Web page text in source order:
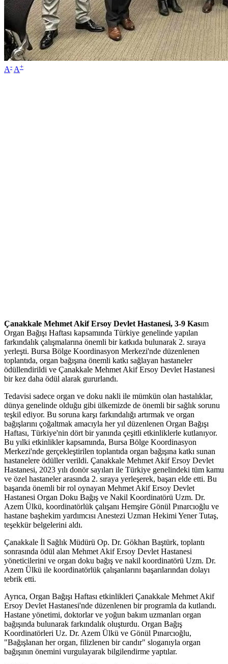
A- A+
Çanakkale Mehmet Akif Ersoy Devlet Hastanesi, 3-9 Kasım
Organ Bağışı Haftası kapsamında Türkiye genelinde yapılan
farkındalık çalışmalarına önemli bir katkıda bulunarak 2. sıraya
yerleşti. Bursa Bölge Koordinasyon Merkezi'nde düzenlenen
toplantıda, organ bağışına önemli katkı sağlayan hastaneler
ödüllendirildi ve Çanakkale Mehmet Akif Ersoy Devlet Hastanesi
bir kez daha ödül alarak gururlandı.
Tedavisi sadece organ ve doku nakli ile mümkün olan hastalıklar,
dünya genelinde olduğu gibi ülkemizde de önemli bir sağlık sorunu
teşkil ediyor. Bu soruna karşı farkındalığı artırmak ve organ
bağışlarını çoğaltmak amacıyla her yıl düzenlenen Organ Bağışı
Haftası, Türkiye'nin dört bir yanında çeşitli etkinliklerle kutlanıyor.
Bu yılki etkinlikler kapsamında, Bursa Bölge Koordinasyon
Merkezi'nde gerçekleştirilen toplantıda organ bağışına katkı sunan
hastanelere ödüller verildi. Çanakkale Mehmet Akif Ersoy Devlet
Hastanesi, 2023 yılı donör sayıları ile Türkiye genelindeki tüm kamu
ve özel hastaneler arasında 2. sıraya yerleşerek, başarı elde etti. Bu
başarıda önemli bir rol oynayan Mehmet Akif Ersoy Devlet
Hastanesi Organ Doku Bağış ve Nakil Koordinatörü Uzm. Dr.
Azem Ülkü, koordinatörlük çalışanı Hemşire Gönül Pınarcıoğlu ve
hastane başhekim yardımcısı Anestezi Uzman Hekimi Yener Tutaş,
teşekkür belgelerini aldı.
Çanakkale İl Sağlık Müdürü Op. Dr. Gökhan Baştürk, toplantı
sonrasında ödül alan Mehmet Akif Ersoy Devlet Hastanesi
yöneticilerini ve organ doku bağış ve nakil koordinatörü Uzm. Dr.
Azem Ülkü ile koordinatörlük çalışanlarını başarılarından dolayı
tebrik etti.
Ayrıca, Organ Bağışı Haftası etkinlikleri Çanakkale Mehmet Akif
Ersoy Devlet Hastanesi'nde düzenlenen bir programla da kutlandı.
Hastane yönetimi, doktorlar ve yoğun bakım uzmanları organ
bağışında bulunarak farkındalık oluşturdu. Organ Bağış
Koordinatörleri Uz. Dr. Azem Ülkü ve Gönül Pınarcıoğlu,
"Bağışlanan her organ, filizlenen bir candır" sloganıyla organ
bağışının önemini vurgulayarak bilgilendirme yaptılar.